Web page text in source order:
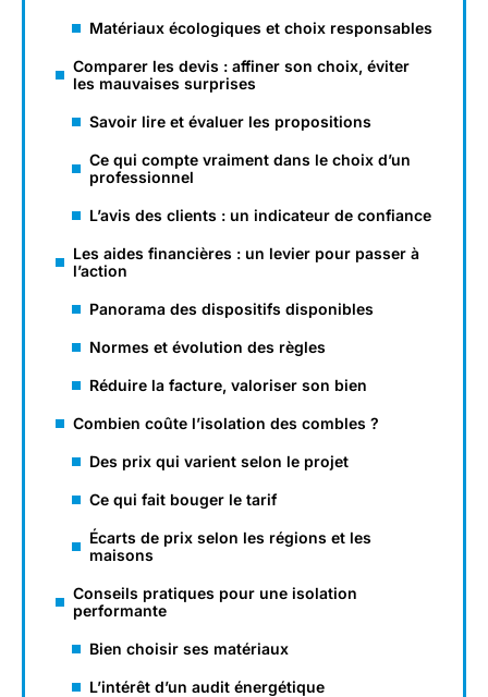
Matériaux écologiques et choix responsables
Comparer les devis : affiner son choix, éviter
les mauvaises surprises
Savoir lire et évaluer les propositions
Ce qui compte vraiment dans le choix d’un
professionnel
L’avis des clients : un indicateur de confiance
Les aides financières : un levier pour passer à
l’action
Panorama des dispositifs disponibles
Normes et évolution des règles
Réduire la facture, valoriser son bien
Combien coûte l’isolation des combles ?
Des prix qui varient selon le projet
Ce qui fait bouger le tarif
Écarts de prix selon les régions et les
maisons
Conseils pratiques pour une isolation
performante
Bien choisir ses matériaux
L’intérêt d’un audit énergétique